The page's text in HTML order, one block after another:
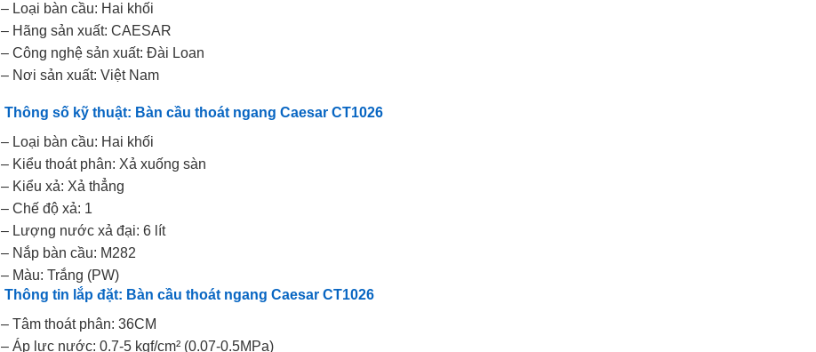
– Loại bàn cầu: Hai khối
– Hãng sản xuất: CAESAR
– Công nghệ sản xuất: Đài Loan
– Nơi sản xuất: Việt Nam
Thông số kỹ thuật: Bàn cầu thoát ngang Caesar CT1026
– Loại bàn cầu: Hai khối
– Kiểu thoát phân: Xả xuống sàn
– Kiểu xả: Xả thẳng
– Chế độ xả: 1
– Lượng nước xả đại: 6 lít
– Nắp bàn cầu: M282
– Màu: Trắng (PW)
Thông tin lắp đặt: Bàn cầu thoát ngang Caesar CT1026
– Tâm thoát phân: 36CM
– Áp lực nước: 0.7-5 kgf/cm² (0.07-0.5MPa)